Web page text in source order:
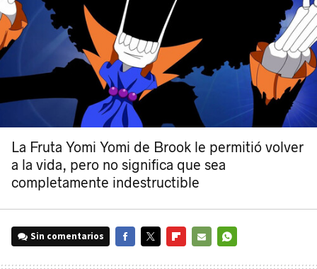
La Fruta Yomi Yomi de Brook le permitió volver
a la vida, pero no significa que sea
completamente indestructible
Sin comentarios